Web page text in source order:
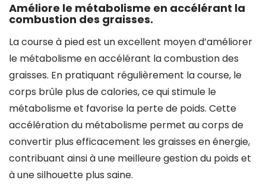
Améliore le métabolisme en accélérant la
combustion des graisses.
La course à pied est un excellent moyen d’améliorer
le métabolisme en accélérant la combustion des
graisses. En pratiquant régulièrement la course, le
corps brûle plus de calories, ce qui stimule le
métabolisme et favorise la perte de poids. Cette
accélération du métabolisme permet au corps de
convertir plus efficacement les graisses en énergie,
contribuant ainsi à une meilleure gestion du poids et
à une silhouette plus saine.